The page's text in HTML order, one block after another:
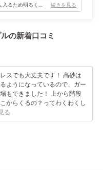
ゲストの椅子の横には窓があり光がたくさん入るため明るくなります！ チャペルに窓があるのは珍しく見学に行った時から絶対ここで挙げたい！と思いました＾＾ 続きを見る
の新着口コミ
スでも大丈夫です！ 高砂は
ようになっているので、ガー
もできました！ 上から階段
からくるの？ってわくわくし
る